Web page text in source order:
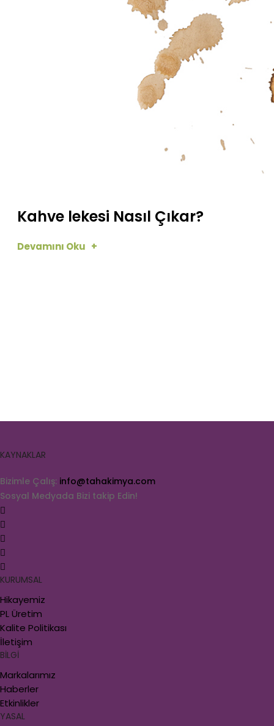
Kahve lekesi Nasıl Çıkar?
Devamını Oku +
KAYNAKLAR
Bizimle Çalış: info@tahakimya.com
Sosyal Medyada Bizi takip Edin!
KURUMSAL
Hikayemiz
PL Üretim
Kalite Politikası
İletişim
BİLGİ
Markalarımız
Haberler
Etkinlikler
YASAL